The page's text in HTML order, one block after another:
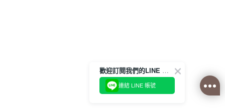
歡迎訂閱我們的LINE 官方帳號
連結 LINE 帳號